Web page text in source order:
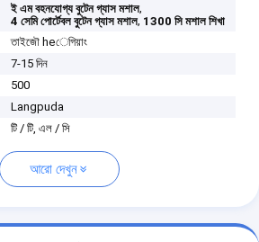
ই এম বহনযোগ্য বুটেন গ্যাস মশাল,
4 সেমি পোর্টেবল বুটেন গ্যাস মশাল, 1300 সি মশাল শিখা
তাইজৌ heেগিয়াং
7-15 দিন
500
Langpuda
টি / টি, এল / সি
আরো দেখুন